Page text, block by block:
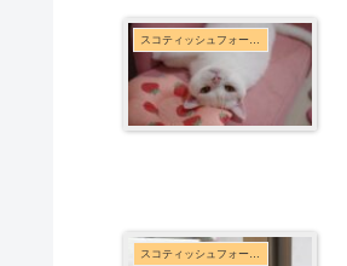
スコティッシュフォールド